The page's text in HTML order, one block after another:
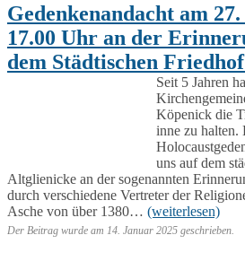
Gedenkenandacht am
17.00 Uhr an der
dem Städtischen
Seit 5 Jahren
Köpenick die
inne zu halten.
uns auf dem
Altglienicke an der sogenannten
durch verschiedene Vertreter der
Asche von über 1380… (weiterlesen)
Der Beitrag wurde am 14. Januar 2025 geschrieben.